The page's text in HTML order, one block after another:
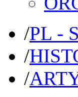
/PL -
/
/